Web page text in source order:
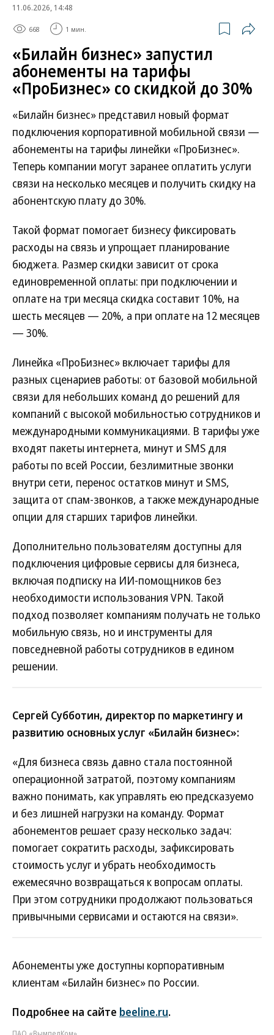
11.06.2026, 14:48
668 1 мин.
«Билайн бизнес» запустил
абонементы на тарифы
«ПроБизнес» со скидкой до 30%
«Билайн бизнес» представил новый формат
подключения корпоративной мобильной связи —
абонементы на тарифы линейки «ПроБизнес».
Теперь компании могут заранее оплатить услуги
связи на несколько месяцев и получить скидку на
абонентскую плату до 30%.
Такой формат помогает бизнесу фиксировать
расходы на связь и упрощает планирование
бюджета. Размер скидки зависит от срока
единовременной оплаты: при подключении и
оплате на три месяца скидка составит 10%, на
шесть месяцев — 20%, а при оплате на 12 месяцев
— 30%.
Линейка «ПроБизнес» включает тарифы для
разных сценариев работы: от базовой мобильной
связи для небольших команд до решений для
компаний с высокой мобильностью сотрудников и
международными коммуникациями. В тарифы уже
входят пакеты интернета, минут и SMS для
работы по всей России, безлимитные звонки
внутри сети, перенос остатков минут и SMS,
защита от спам-звонков, а также международные
опции для старших тарифов линейки.
Дополнительно пользователям доступны для
подключения цифровые сервисы для бизнеса,
включая подписку на ИИ-помощников без
необходимости использования VPN. Такой
подход позволяет компаниям получать не только
мобильную связь, но и инструменты для
повседневной работы сотрудников в едином
решении.
Сергей Субботин, директор по маркетингу и
развитию основных услуг «Билайн бизнес»:
«Для бизнеса связь давно стала постоянной
операционной затратой, поэтому компаниям
важно понимать, как управлять ею предсказуемо
и без лишней нагрузки на команду. Формат
абонементов решает сразу несколько задач:
помогает сократить расходы, зафиксировать
стоимость услуг и убрать необходимость
ежемесячно возвращаться к вопросам оплаты.
При этом сотрудники продолжают пользоваться
привычными сервисами и остаются на связи».
Абонементы уже доступны корпоративным
клиентам «Билайн бизнес» по России.
Подробнее на сайте beeline.ru.